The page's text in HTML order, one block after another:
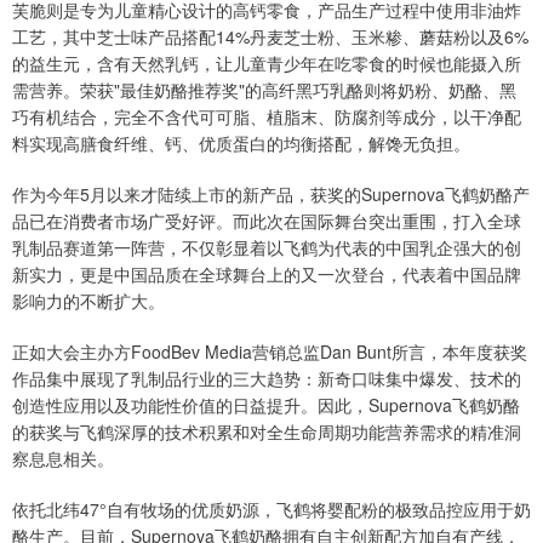
芙脆则是专为儿童精心设计的高钙零食，产品生产过程中使用非油炸
工艺，其中芝士味产品搭配14%丹麦芝士粉、玉米糁、蘑菇粉以及6%
的益生元，含有天然乳钙，让儿童青少年在吃零食的时候也能摄入所
需营养。荣获"最佳奶酪推荐奖"的高纤黑巧乳酪则将奶粉、奶酪、黑
巧有机结合，完全不含代可可脂、植脂末、防腐剂等成分，以干净配
料实现高膳食纤维、钙、优质蛋白的均衡搭配，解馋无负担。
作为今年5月以来才陆续上市的新产品，获奖的Supernova飞鹤奶酪产
品已在消费者市场广受好评。而此次在国际舞台突出重围，打入全球
乳制品赛道第一阵营，不仅彰显着以飞鹤为代表的中国乳企强大的创
新实力，更是中国品质在全球舞台上的又一次登台，代表着中国品牌
影响力的不断扩大。
正如大会主办方FoodBev Media营销总监Dan Bunt所言，本年度获奖
作品集中展现了乳制品行业的三大趋势：新奇口味集中爆发、技术的
创造性应用以及功能性价值的日益提升。因此，Supernova飞鹤奶酪
的获奖与飞鹤深厚的技术积累和对全生命周期功能营养需求的精准洞
察息息相关。
依托北纬47°自有牧场的优质奶源，飞鹤将婴配粉的极致品控应用于奶
酪生产。目前，Supernova飞鹤奶酪拥有自主创新配方加自有产线，